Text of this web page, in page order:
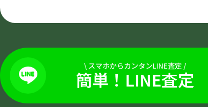
\ スマホからカンタンLINE査定/
簡単！LINE査定